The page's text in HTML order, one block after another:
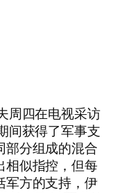
周四在电视采访
间获得了军事支
部分组成的混合
相似指控，但每
军方的支持，伊